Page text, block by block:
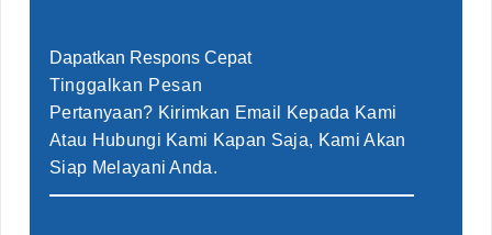
Dapatkan Respons Cepat
Tinggalkan Pesan
Pertanyaan? Kirimkan Email Kepada Kami
Atau Hubungi Kami Kapan Saja, Kami Akan
Siap Melayani Anda.